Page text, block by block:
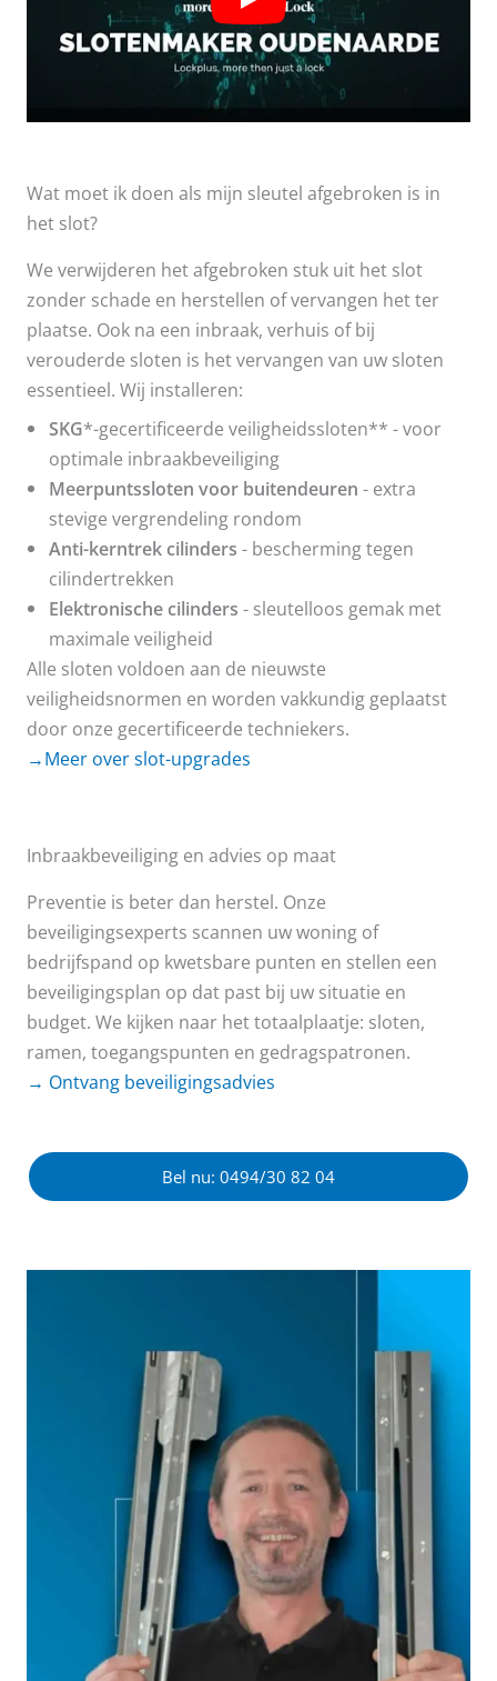
Wat moet ik doen als mijn sleutel afgebroken is in
het slot?
We verwijderen het afgebroken stuk uit het slot
zonder schade en herstellen of vervangen het ter
plaatse. Ook na een inbraak, verhuis of bij
verouderde sloten is het vervangen van uw sloten
essentieel. Wij installeren:
SKG*-gecertificeerde veiligheidssloten** - voor
optimale inbraakbeveiliging
Meerpuntssloten voor buitendeuren - extra
stevige vergrendeling rondom
Anti-kerntrek cilinders - bescherming tegen
cilindertrekken
Elektronische cilinders - sleutelloos gemak met
maximale veiligheid
Alle sloten voldoen aan de nieuwste
veiligheidsnormen en worden vakkundig geplaatst
door onze gecertificeerde techniekers.
→Meer over slot-upgrades
Inbraakbeveiliging en advies op maat
Preventie is beter dan herstel. Onze
beveiligingsexperts scannen uw woning of
bedrijfspand op kwetsbare punten en stellen een
beveiligingsplan op dat past bij uw situatie en
budget. We kijken naar het totaalplaatje: sloten,
ramen, toegangspunten en gedragspatronen.
→ Ontvang beveiligingsadvies
Bel nu: 0494/30 82 04